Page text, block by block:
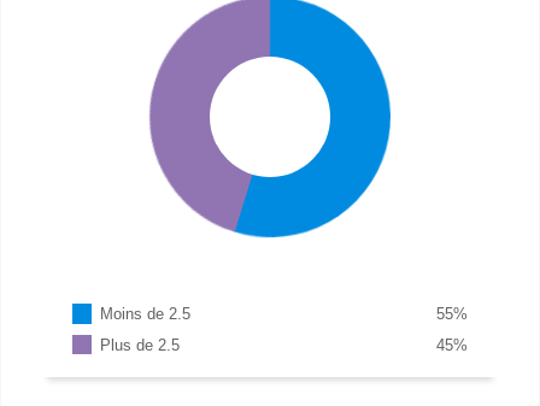
Moins de 2.5 %
55
Plus de 2.5
%
45